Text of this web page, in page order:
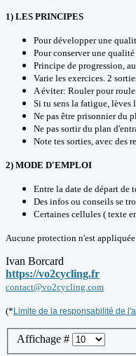
1) LES PRINCIPES
Pour développer une
Pour conserver une
Principe de progression,
Varie les exercices. 2
A éviter: Rouler pour
Si tu sens la fatigue, lèves
Ne pas être prisonnier du
Ne pas sortir du plan
Note tes sorties, avec des
2) MODE D'EMPLOI
Entre la date de départ de
Des infos ou conseils se
Certaines cellules ( texte
Aucune protection n'est
Ivan Borcard
https://vo2cycling.fr
contact@vo2cycling.com
(*Limite de la responsabilité de
Affichage #